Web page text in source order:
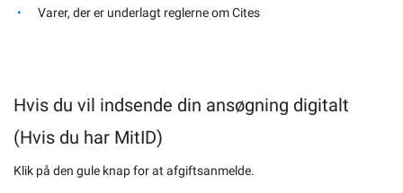
Varer, der er underlagt reglerne om Cites
Hvis du vil indsende din ansøgning digitalt
(Hvis du har MitID)
Klik på den gule knap for at afgiftsanmelde.